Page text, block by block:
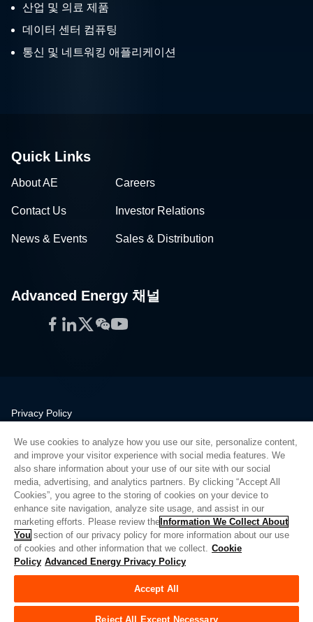
산업 및 의료 제품
데이터 센터 컴퓨팅
통신 및 네트워킹 애플리케이션
Quick Links
About AE Careers
Contact Us Investor Relations
News & Events Sales & Distribution
Advanced Energy 채널
Facebook
LinkedIn
Twitter
WeChat
YouTube
Privacy Policy
Quality
Sitemap
Supplier Portal
UK Modern Slavery Act
Privacy Preferences
Do Not Sell or Share My Personal Information
Limit the Use of My Sensitive Personal Information
© Copyright 2026Advanced Energy | 빌드: 39545
We use cookies to analyze how you use our site, personalize content,
and improve your visitor experience with social media features. We
also share information about your use of our site with our social
media, advertising, and analytics partners. By clicking “Accept All
Cookies”, you agree to the storing of cookies on your device to
enhance site navigation, analyze site usage, and assist in our
marketing efforts. Please review the Information We Collect About
You section of our privacy policy for more information about our use
of cookies and other information that we collect. Cookie
Policy Advanced Energy Privacy Policy
Accept All
Reject All Except Necessary